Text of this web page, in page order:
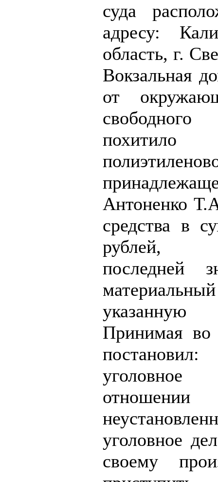
суда
адресу:
область, г.
Вокзальная
от
Антоненко
средства в
рублей,
последней
Принимая
отношении
уголовное
своему